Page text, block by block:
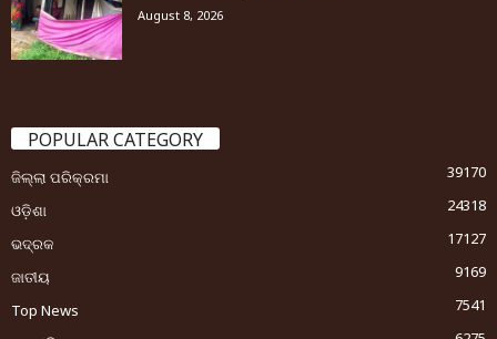
August 8, 2026
POPULAR CATEGORY
ଜିଲ୍ଲା ପରିକ୍ରମା
39170
ଓଡ଼ିଶା
24318
ଭଦ୍ରକ
17127
ଜାତୀୟ
9169
Top News
7541